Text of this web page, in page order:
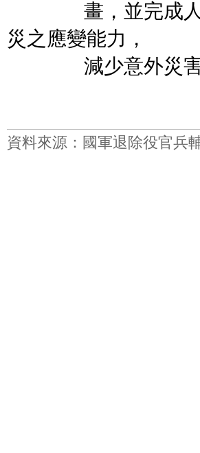
畫，並完成人員
災之應變能力，
減少意外災害
資料來源：國軍退除役官兵